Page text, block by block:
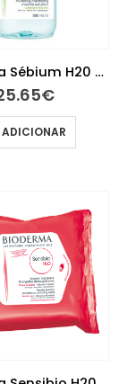
Bioderma Sébium H20 Água Micelar 500ml
€
ADICIONAR